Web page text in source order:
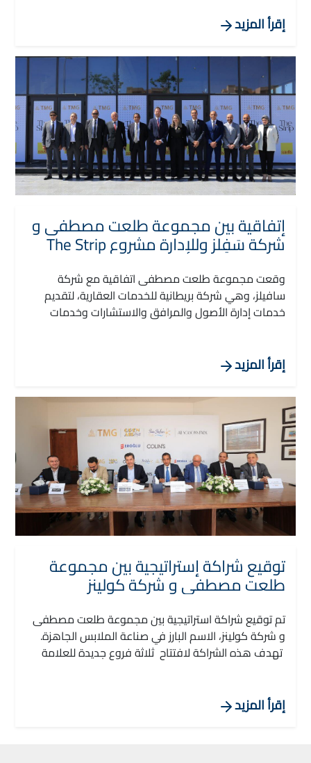
إقرأ المزيد
إتفاقية بين مجموعة طلعت مصطفى و
شركة سَفِلز وللإدارة مشروع The Strip
وقعت مجموعة طلعت مصطفى اتفاقية مع شركة
سافيلز، وهي شركة بريطانية للخدمات العقارية، لتقديم
خدمات إدارة الأصول والمرافق والاستشارات وخدمات
إقرأ المزيد
توقيع شراكة إستراتيجية بين مجموعة
طلعت مصطفى و شركة كولينز
تم توقيع شراكة استراتيجية بين مجموعة طلعت مصطفى
و شركة كولينز، الاسم البارز في صناعة الملابس الجاهزة.
تهدف هذه الشراكة لافتتاح ثلاثة فروع جديدة للعلامة
افتتاح المواقع الثلاثة رسميًا بحلول نهاية هذا العام.
إقرأ المزيد